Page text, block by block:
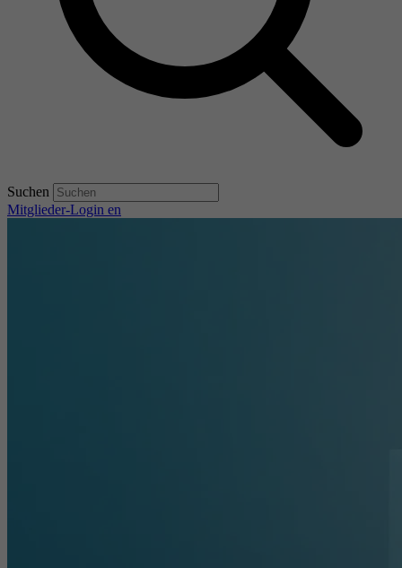
Suchen
Mitglieder-Login en